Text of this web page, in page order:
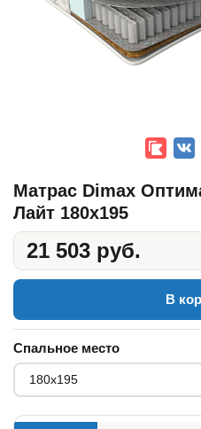
Матрас Dimax
Лайт 180x195
21 503 руб.
В
Спальное место